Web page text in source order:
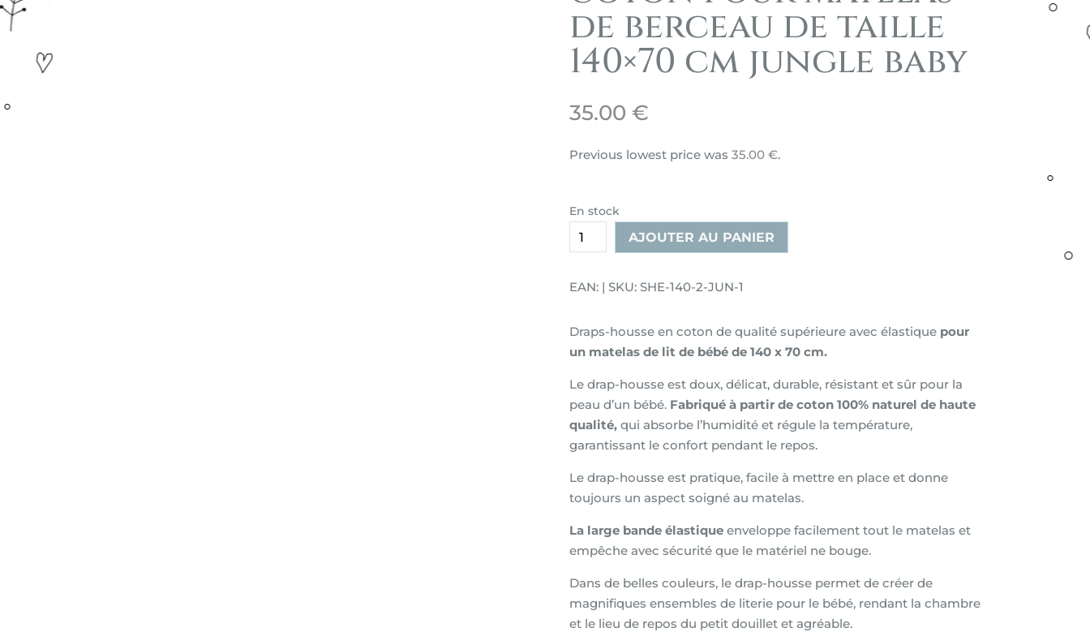
de berceau de taille
140×70 cm jungle baby
35.00 €
Previous lowest price was 35.00 €.
En stock
quantité
de
housse
coton
pour
de
berceau
de
taille
140x70
cm
baby
AJOUTER AU PANIER
EAN: | SKU: SHE-140-2-JUN-1
Draps-housse en coton de qualité supérieure avec élastique pour
un matelas de lit de bébé de 140 x 70 cm.
Le drap-housse est doux, délicat, durable, résistant et sûr pour la
peau d’un bébé. Fabriqué à partir de coton 100% naturel de haute
qualité,qui absorbe l’humidité et régule la température,
garantissant le confort pendant le repos.
Le drap-housse est pratique, facile à mettre en place et donne
toujours un aspect soigné au matelas.
La large bande élastiqueenveloppe facilement tout le matelas et
empêche avec sécurité que le matériel ne bouge.
Dans de belles couleurs, le drap-housse permet de créer de
magnifiques ensembles de literie pour le bébé, rendant la chambre
et le lieu de repos du petit douillet et agréable.